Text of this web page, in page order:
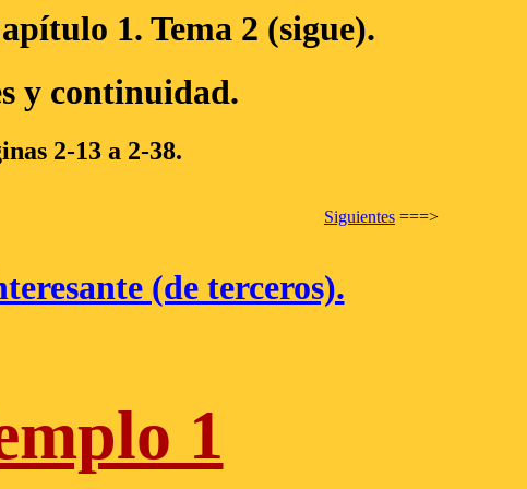
1. Tema 2 (sigue).
y continuidad.
2-13 a 2-38.
Siguientes ===>
(de terceros).
1